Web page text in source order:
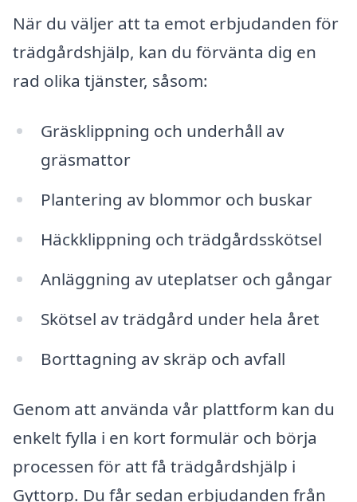
När du väljer att ta emot erbjudanden för
trädgårdshjälp, kan du förvänta dig en
rad olika tjänster, såsom:
Gräsklippning och underhåll av
gräsmattor
Plantering av blommor och buskar
Häckklippning och trädgårdsskötsel
Anläggning av uteplatser och gångar
Skötsel av trädgård under hela året
Borttagning av skräp och avfall
Genom att använda vår plattform kan du
enkelt fylla i en kort formulär och börja
processen för att få trädgårdshjälp i
Gyttorp. Du får sedan erbjudanden från